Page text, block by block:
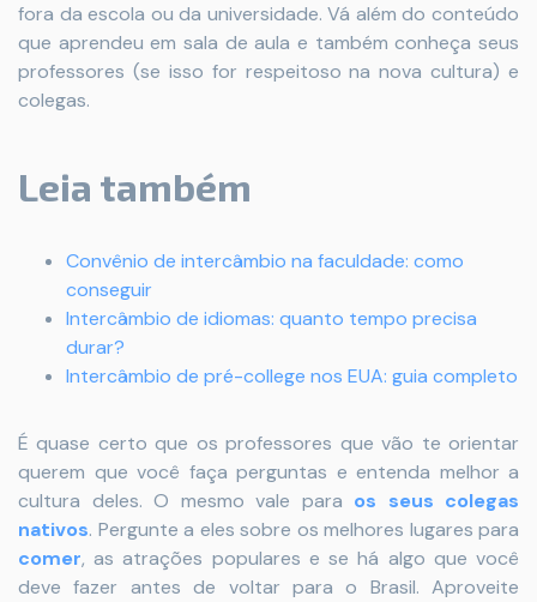
fora da escola ou da universidade. Vá além do conteúdo
que aprendeu em sala de aula e também conheça seus
professores (se isso for respeitoso na nova cultura) e
colegas.
Leia também
Convênio de intercâmbio na faculdade: como
conseguir
Intercâmbio de idiomas: quanto tempo precisa
durar?
Intercâmbio de pré-college nos EUA: guia completo
É quase certo que os professores que vão te orientar
querem que você faça perguntas e entenda melhor a
cultura deles. O mesmo vale para os seus colegas
nativos. Pergunte a eles sobre os melhores lugares para
comer, as atrações populares e se há algo que você
deve fazer antes de voltar para o Brasil. Aproveite